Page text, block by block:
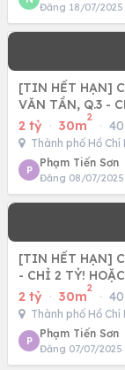
Đăng 18/07/2025
[TIN HẾT HẠN]
VĂN TẦN, Q.3 -
NGAY
2 tỷ · 30m
2
·
Thành phố Hồ Chí
P
Phạm Tiến Sơn
Đăng 08/07/2025
[TIN HẾT HẠN]
- CHỈ 2 TỶ! HOẶC CƠ HỘI SỞ HỮU CĂN HỘ 2 PHÒNG NGỦ
QUẬN 3,
2 tỷ · 30m
2
·
Thành phố Hồ Chí
P
Phạm Tiến Sơn
Đăng 07/07/2025